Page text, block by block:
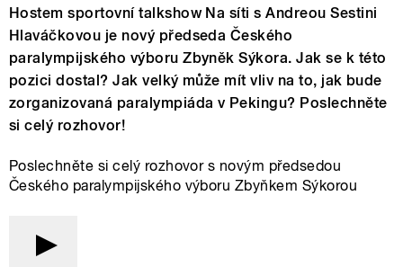
Hostem sportovní talkshow Na síti s Andreou Sestini
Hlaváčkovou je nový předseda Českého
paralympijského výboru Zbyněk Sýkora. Jak se k této
pozici dostal? Jak velký může mít vliv na to, jak bude
zorganizovaná paralympiáda v Pekingu? Poslechněte
si celý rozhovor!
Poslechněte si celý rozhovor s novým předsedou
Českého paralympijského výboru Zbyňkem Sýkorou